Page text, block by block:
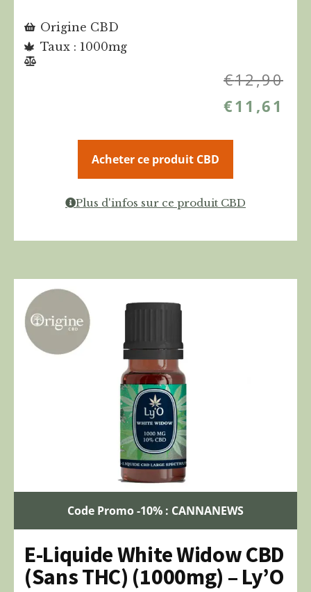
Origine CBD
Taux : 1000mg
€12,90
€11,61
Acheter ce produit CBD
Plus d'infos sur ce produit CBD
Code Promo -10% : CANNANEWS
E-Liquide White Widow CBD
(Sans THC) (1000mg) – Ly’O